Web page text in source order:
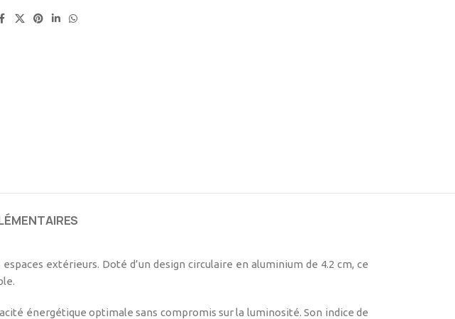
extérieurs. Doté d’un design circulaire en aluminium de 4.2 cm, ce
énergétique optimale sans compromis sur la luminosité. Son indice de